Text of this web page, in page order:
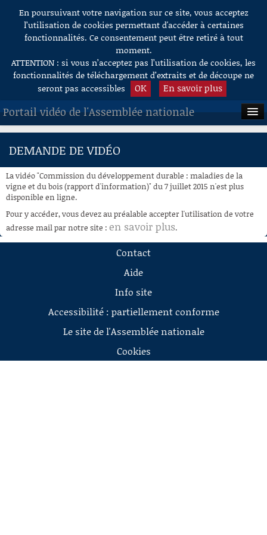
Aller au contenu
En poursuivant votre navigation sur ce site, vous acceptez
l’utilisation de cookies permettant d'accéder à certaines
fonctionnalités. Ce consentement peut être retiré à tout
moment.
ATTENTION : si vous n’acceptez pas l’utilisation de cookies, les
fonctionnalités de téléchargement d’extraits et de découpe ne
seront pas accessibles
OK En savoir plus
Portail vidéo de l'Assemblée nationale
ACCUEIL
À LA DEMANDE
RECHERCHE
AIDE À LA DÉCOUPE
DE VIDÉOS
DEMANDE DE VIDÉO
La vidéo "Commission du développement durable : maladies de la
vigne et du bois (rapport d'information)" du 7 juillet 2015 n'est plus
disponible en ligne.
Pour y accéder, vous devez au préalable accepter l'utilisation de votre
adresse mail par notre site : en savoir plus.
Contact
Aide
Info site
Accessibilité : partiellement conforme
Le site de l'Assemblée nationale
Cookies